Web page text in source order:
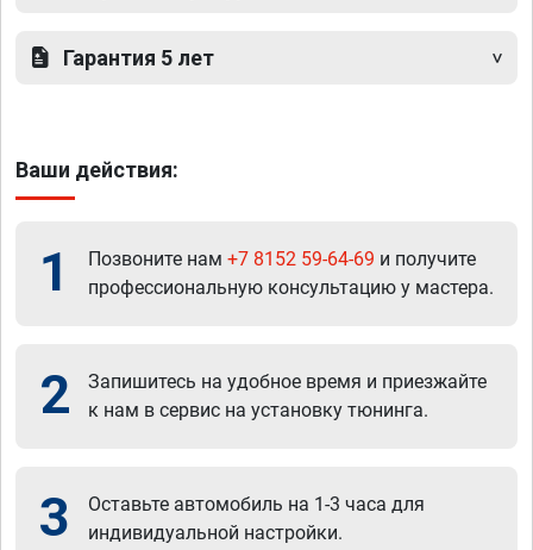
Гарантия 5 лет
Ваши действия:
1 Позвоните нам +7 8152 59-64-69 и получите
профессиональную консультацию у мастера.
2
Запишитесь на удобное время и приезжайте
к нам в сервис на установку тюнинга.
3
Оставьте автомобиль на 1-3 часа для
индивидуальной настройки.